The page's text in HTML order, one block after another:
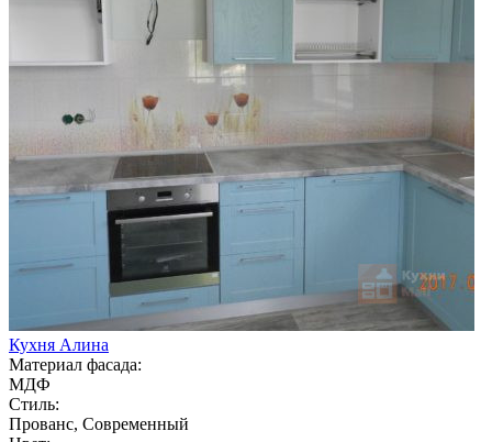
Кухня Алина
Материал фасада:
МДФ
Стиль:
Прованс, Современный